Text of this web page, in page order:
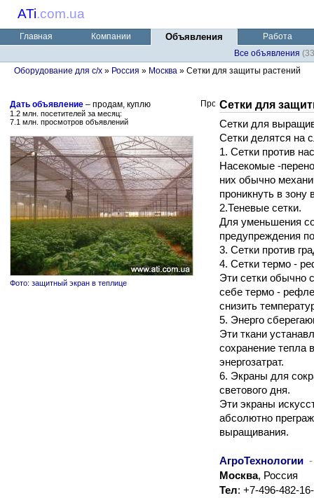
ATi.com.ua
Главная Компании Объявления
Работа
Все объявления
Оборудование для с/х » Россия » Москва » Сетки для защиты растений
Дать объявление – продам, куплю
1.2 млн. посетителей за месяц:
7.1 млн. просмотров объявлений
Фото: защитный экран в теплице
Сетки для
Сетки для
Сетки делятся на
1. Сетки против
Насекомые -
них обычно
проникнуть в
2.Теневые сетки.
Для уменьшения
предупреждения
3. Сетки против
4. Сетки термо -
Эти сетки обычно
себе термо -
снизить
5. Энерго
Эти ткани
сохранение тепла
энергозатрат.
6. Экраны для
светового дня.
Эти экраны
абсолютно
выращивания.
АгроТехнологии -
Москва, Россия
Тел: +7-496-482-